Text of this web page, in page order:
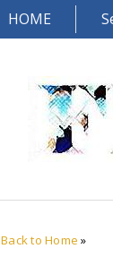
HOME
Back to Home »